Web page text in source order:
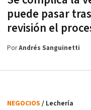
puede pasar
revisión el
PorAndrés Sanguinetti
NEGOCIOS / Lechería